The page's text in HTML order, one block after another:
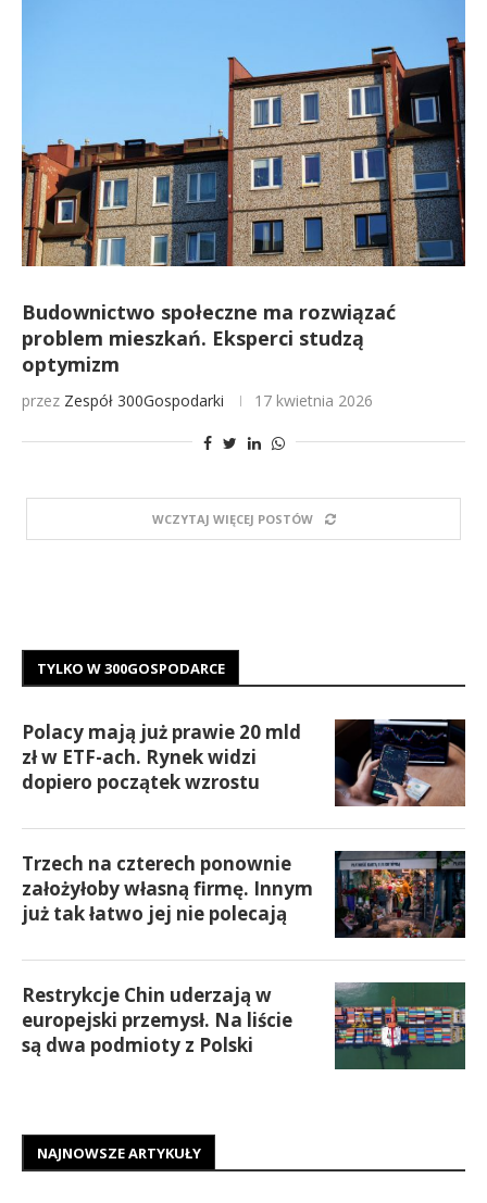
Budownictwo społeczne ma rozwiązać
problem mieszkań. Eksperci studzą
optymizm
przez Zespół 300Gospodarki 17 kwietnia 2026
WCZYTAJ WIĘCEJ POSTÓW
TYLKO W 300GOSPODARCE
Polacy mają już prawie 20 mld
zł w ETF-ach. Rynek widzi
dopiero początek wzrostu
Trzech na czterech ponownie
założyłoby własną firmę. Innym
już tak łatwo jej nie polecają
Restrykcje Chin uderzają w
europejski przemysł. Na liście
są dwa podmioty z Polski
NAJNOWSZE ARTYKUŁY